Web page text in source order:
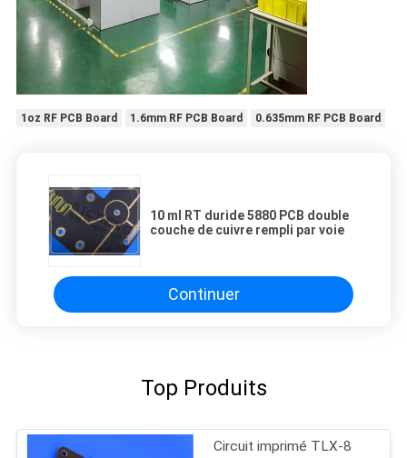
1oz RF PCB Board 1.6mm RF PCB Board 0.635mm RF PCB Board
10 ml RT duride 5880 PCB double
couche de cuivre rempli par voie
Continuer
Top Produits
Circuit imprimé TLX-8